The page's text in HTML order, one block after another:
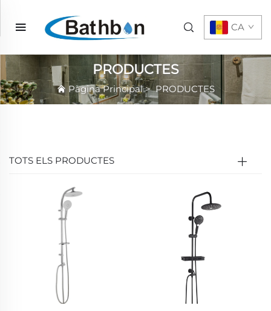
CA
PRODUCTES
Pàgina Principal>PRODUCTES
TOTS ELS PRODUCTES